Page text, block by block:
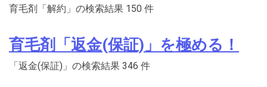
育毛剤「解約」の検索結果 150 件
育毛剤「返金(保証)」を極める！
「返金(保証)」の検索結果 346 件